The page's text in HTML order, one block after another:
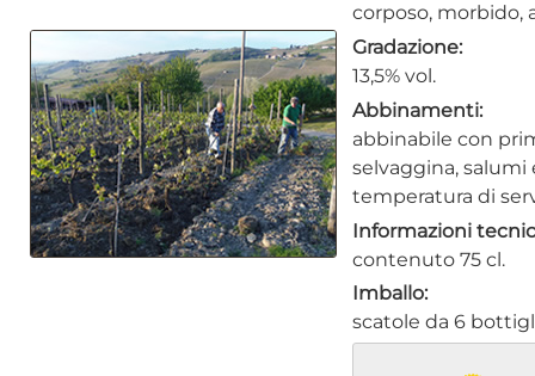
corposo, morbido,
Gradazione:
13,5% vol.
Abbinamenti:
abbinabile con
selvaggina,
temperatura di
Informazioni
contenuto 75 cl.
Imballo:
scatole da 6